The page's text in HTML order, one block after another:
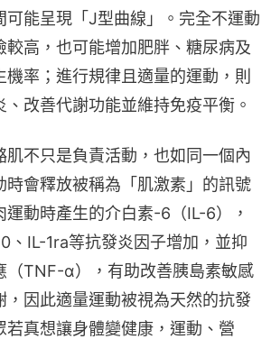
可能呈現「J型曲線」。完全不運動
較高，也可能增加肥胖、糖尿病及
率；進行規律且適量的運動，則
改善代謝功能並維持免疫平衡。
肌不只是負責活動，也如同一個內
時會釋放被稱為「肌激素」的訊號
運動時產生的介白素-6（IL-6），
、IL-1ra等抗發炎因子增加，並抑
（TNF-α），有助改善胰島素敏感
，因此適量運動被視為天然的抗發
若真想讓身體變健康，運動、營